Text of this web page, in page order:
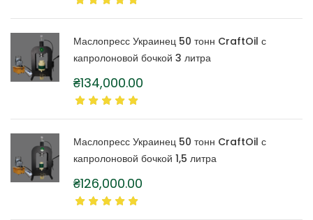
Маслопресс Украинец 50 тонн CraftOil с
капролоновой бочкой 3 литра
₴134,000.00
Маслопресс Украинец 50 тонн CraftOil с
капролоновой бочкой 1,5 литра
₴126,000.00